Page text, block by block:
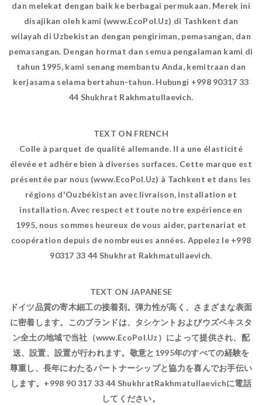
dan melekat dengan baik ke berbagai permukaan. Merek ini
disajikan oleh kami (www.EcoPol.Uz) di Tashkent dan
wilayah di Uzbekistan dengan pengiriman, pemasangan, dan
pemasangan. Dengan hormat dan semua pengalaman kami di
tahun 1995, kami senang membantu Anda, kemitraan dan
kerjasama selama bertahun-tahun. Hubungi +998 90317 33
44 Shukhrat Rakhmatullaevich.
TEXT ON FRENCH
Colle à parquet de qualité allemande. Il a une élasticité
élevée et adhère bien à diverses surfaces. Cette marque est
présentée par nous (www.EcoPol.Uz) à Tachkent et dans les
régions d'Ouzbékistan avec livraison, installation et
installation. Avec respect et toute notre expérience en
1995, nous sommes heureux de vous aider, partenariat et
coopération depuis de nombreuses années. Appelez le +998
90317 33 44 Shukhrat Rakhmatullaevich.
TEXT ON JAPANESE
ドイツ品質の寄木細工の接着剤。弾力性が高く、さまざまな表面
に密着します。このブランドは、タシケントおよびウズベキスタ
ン全土の地域で当社（www.EcoPol.Uz）によって提供され、配
送、設置、設置が行われます。敬意と1995年のすべての経験を
尊重し、長年にわたるパートナーシップと協力を喜んでお手伝い
します。+998 90 317 33 44 ShukhratRakhmatullaevichに電話
してください。